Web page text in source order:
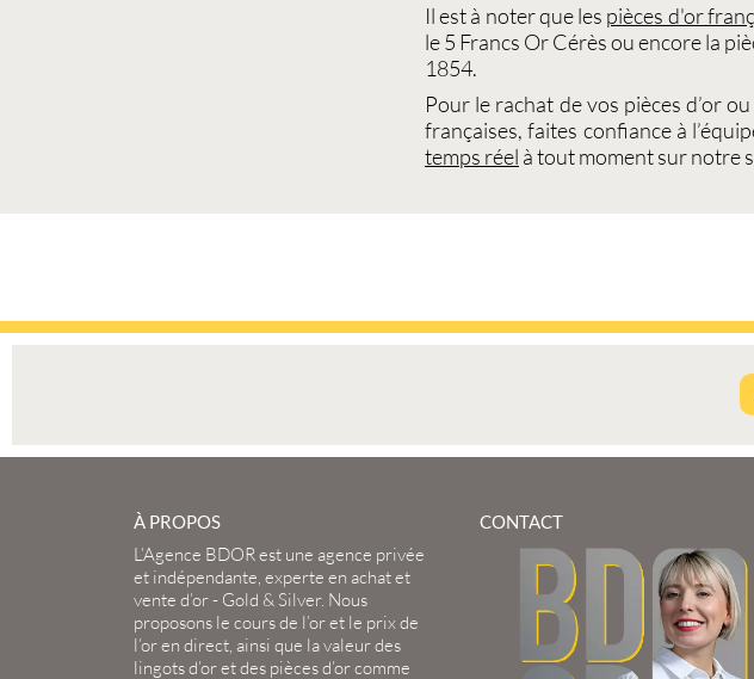
Il est à noter que les pièces d'or
le5 Francs Or Cérèsou encore la
1854.
Pour le rachat de vos pièces d’or
françaises, faites confiance à
temps réel à tout moment sur notre
À PROPOS
L’Agence BDOR est une agence privée
et indépendante, experte en achat et
vente d’or- Gold & Silver. Nous
proposons le cours de l’oret le prix de
l’or en direct , ainsi que lavaleur des
lingots d’oret des pièces d’orcomme
CONTACT